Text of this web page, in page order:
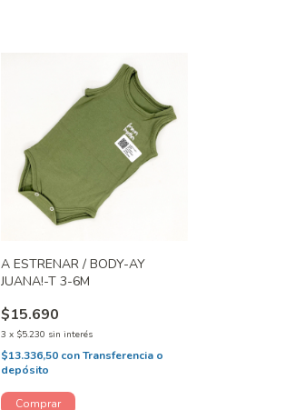
A ESTRENAR / BODY-AY
JUANA!-T 3-6M
$15.690
3 x $5.230 sin interés
$13.336,50 con Transferencia o
depósito